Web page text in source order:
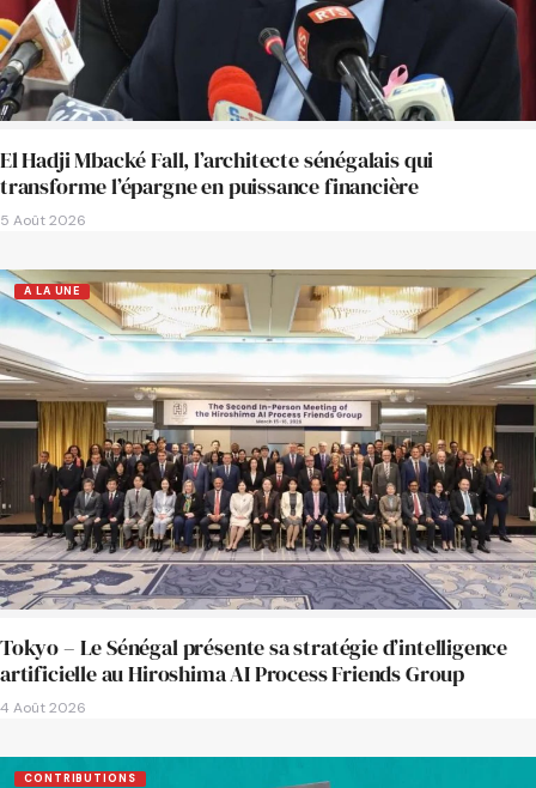
El Hadji Mbacké Fall, l’architecte sénégalais qui
transforme l’épargne en puissance financière
5 Août 2026
A LA UNE
Tokyo – Le Sénégal présente sa stratégie d’intelligence
artificielle au Hiroshima AI Process Friends Group
4 Août 2026
CONTRIBUTIONS